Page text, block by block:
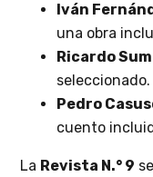
Iván
una obra
Ricardo
seleccionado.
Pedro
cuento
La Revista N.° 9